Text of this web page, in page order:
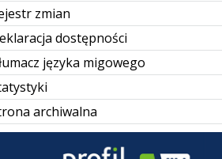
zmian
dostępności
języka migowego
archiwalna